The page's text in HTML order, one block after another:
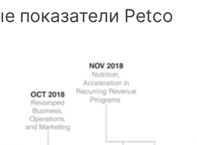
показатели Petco